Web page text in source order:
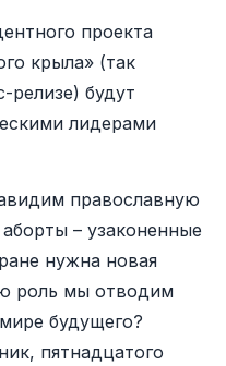
проекта
крыла» (так
релизе) будут
лидерами
православную
– узаконенные
нужна новая
роль мы отводим
будущего?
пятнадцатого